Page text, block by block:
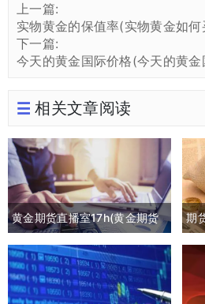
上一篇:
实物黄金的保值率(实物黄金如何
下一篇:
今天的黄金国际价格(今天的黄金
相关文章阅读
黄金期货直播室17h(黄金期货
喊单直播间外汇直播)
期
么